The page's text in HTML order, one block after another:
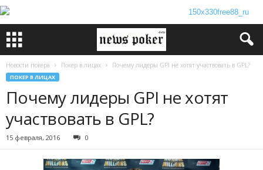
Новости покера Покер в лицах Почему лидеры GPI не хотят участвовать в GPL?
ПОКЕР В ЛИЦАХ
Почему лидеры GPI не хотят
участвовать в GPL?
15 февраля, 2016 0